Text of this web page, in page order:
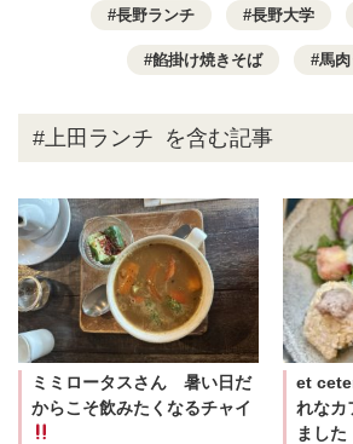
長野ランチ 長野大学
餡掛け焼きそば 馬
#上田ランチ を含む記事
ミミロータスさん 暑い日だ
からこそ飲みたくなるチャイ
et
れな
ました